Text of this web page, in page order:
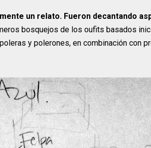
un relato. Fueron decantando
bosquejos de los oufits basados
y polerones, en combinación con